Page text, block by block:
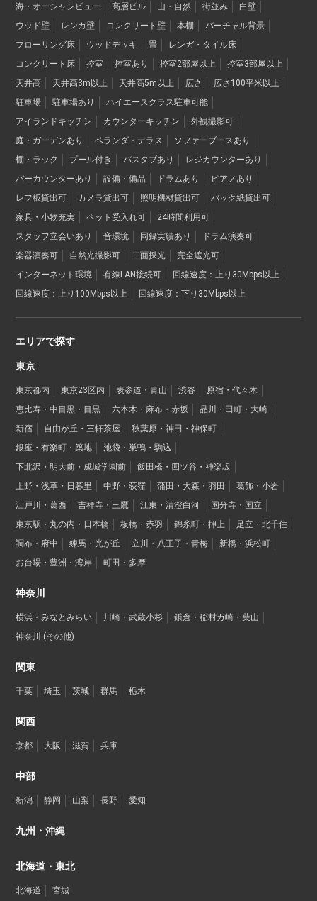
海・オーシャンビュー
高層ビル 山・自然 街並み
白壁
ウッド壁
レンガ壁 コンクリート壁 本棚
バーチャル背景
フローリング床
ウッドデッキ 畳
レンガ・タイル床
コンクリート床
控室 控室あり 控室2部屋以上
控室3部屋以上
天井高
天井高3m以上 天井高5m以上 広さ
広さ100平米以上
駐車場
駐車場あり
ハイエースクラス駐車可能
アイランドキッチン
カウンターキッチン
外観撮影可
庭・ガーデンあり
ベランダ・テラス
ソファーブースあり
棚・ラック
プール付き バスタブあり
レジカウンターあり
バーカウンターあり
設備・備品 ドラムあり
ピアノあり
レフ板貸出可
カメラ貸出可 照明機材貸出可
バック紙貸出可
家具・小物充実
ペット受入れ可
24時間利用可
スタッフ立会いあり
音環境 同録実績あり
ドラム演奏可
楽器演奏可
自然光撮影可 二面採光
完全遮光可
インターネット環境
有線LAN接続可
回線速度：上り30Mbps以上
回線速度：上り100Mbps以上
回線速度：下り30Mbps以上
エリアで探す
東京
東京都内 東京23区内 表参道・青山 渋谷
原宿・代々木
恵比寿・中目黒・目黒
六本木・麻布・赤坂
品川・田町・大崎
新宿
自由が丘・三軒茶屋
秋葉原・神田・神保町
銀座・有楽町・築地
池袋・巣鴨・駒込
下北沢・明大前・成城学園前
飯田橋・四ツ谷・神楽坂
上野・浅草・日暮里
中野・荻窪 蒲田・大森・羽田
葛飾・小岩
江戸川・葛西
吉祥寺・三鷹 江東・清澄白河
国分寺・国立
東京駅・丸の内・日本橋
板橋・赤羽 錦糸町・押上
足立・北千住
調布・府中
練馬・光が丘 立川・八王子・青梅
新橋・浜松町
お台場・豊洲・湾岸
町田・多摩
神奈川
横浜・みなとみらい 川崎・武蔵小杉
鎌倉・稲村ガ崎・葉山
神奈川 (その他)
関東
千葉 埼玉 茨城 群馬 栃木
関西
京都 大阪 滋賀 兵庫
中部
新潟 静岡 山梨 長野 愛知
九州・沖縄
北海道・東北
北海道 宮城